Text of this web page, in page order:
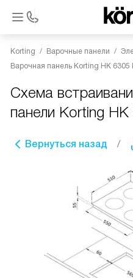
Korting Варочные панели
Варочная панель Korting HK 6305
Схема
панели Korting
Вернуться назад